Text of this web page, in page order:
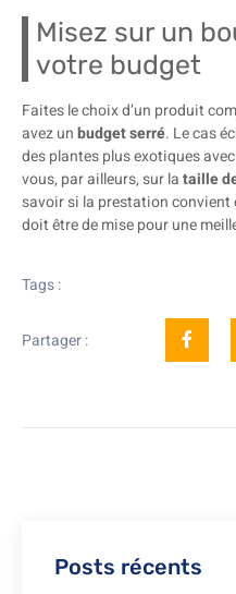
Misez sur un
votre budget
Faites le choix d’un produit
avez unbudget serré. Le cas
des plantes plus exotiques
vous, par ailleurs, sur lataille
savoir si la prestation convient
doit être de mise pour une
Tags :
Partager :
Posts récents